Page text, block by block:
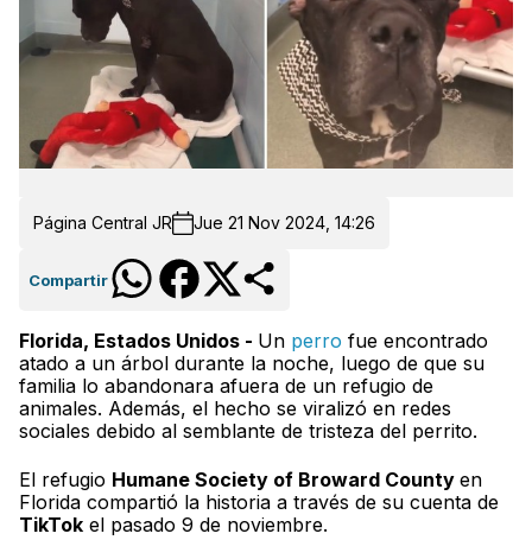
Página Central JR Jue 21 Nov 2024, 14:26
Compartir
Florida, Estados Unidos - Un perro fue encontrado
atado a un árbol durante la noche, luego de que su
familia lo abandonara afuera de un refugio de
animales. Además, el hecho se viralizó en redes
sociales debido al semblante de tristeza del perrito.
El refugio Humane Society of Broward County en
Florida compartió la historia a través de su cuenta de
TikTok el pasado 9 de noviembre.